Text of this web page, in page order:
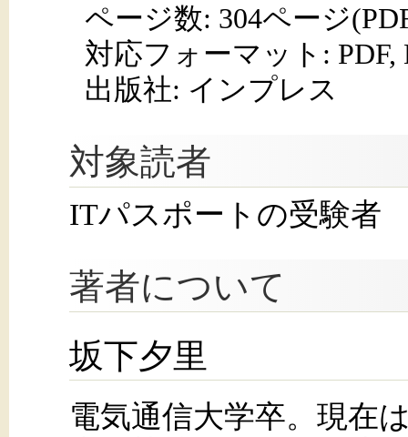
ページ数: 304ページ
対応フォーマット: PDF,
出版社: インプレス
対象読者
ITパスポートの受験者
著者について
坂下夕里
電気通信大学卒。現在